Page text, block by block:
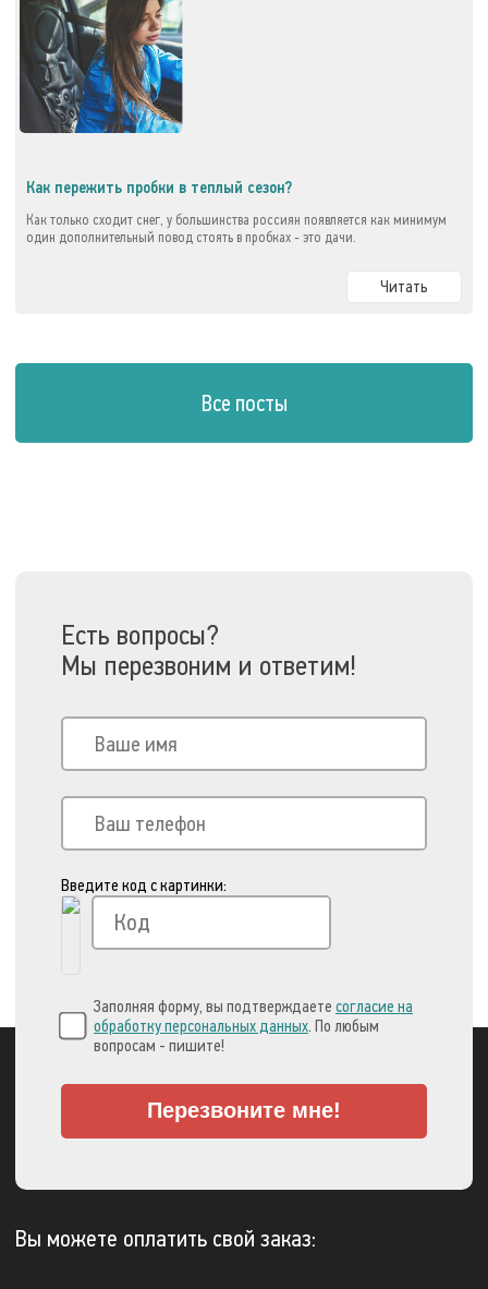
Как пережить пробки в теплый сезон?
Как только сходит снег, у большинства россиян появляется как минимум
один дополнительный повод стоять в пробках - это дачи.
Читать
Все посты
Есть вопросы?
Мы перезвоним и ответим!
Введите код с картинки:
Заполняя форму, вы подтверждаете согласие на
обработку персональных данных. По любым
вопросам - пишите!
Перезвоните мне!
Вы можете оплатить свой заказ: